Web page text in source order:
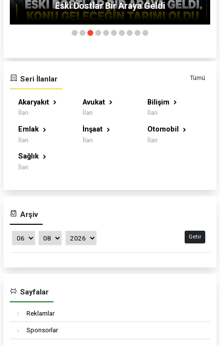
MHP'ye Hayırlı Olsun Ziyareti
Seri İlanlar Tümü
Akaryakıt
İlan
Avukat
İlan
Bilişim
İlan
Emlak
İlan
İnşaat
İlan
Otomobil
İlan
Sağlık
İlan
Arşiv
Getir
Sayfalar
Reklamlar
Sponsorlar